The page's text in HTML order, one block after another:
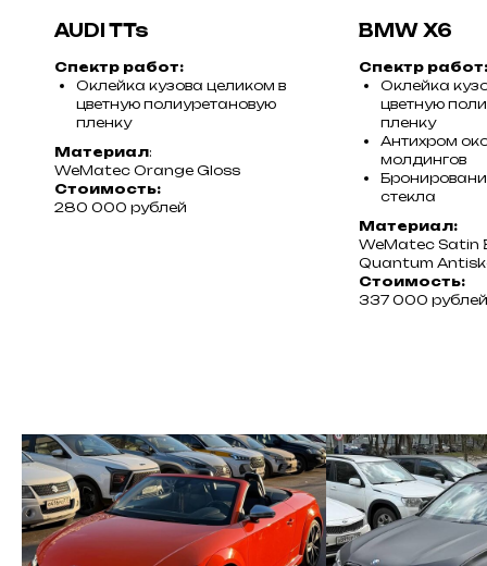
AUDI TTs
Спектр работ:
Оклейка кузова целиком в
цветную полиуретановую
пленку
Материал:
WeMatec Orange Gloss
Стоимость:
280 000 рублей
BMW X6
Спектр работ:
Оклейка
цветную
пленку
Антихром
молдингов
стекла
Материал:
WeMatec Satin
Quantum
Стоимость:
337 000 рублей